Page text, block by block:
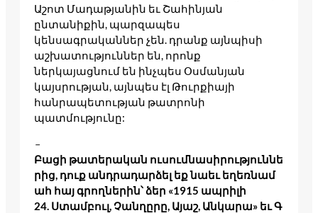
Աշոտ Մադաթյանին եւ Շահինյան
ընտանիքին, պարզապես
կենսագրականներ չեն. դրանք այնպիսի
աշխատություններ են, որոնք
ներկայացնում են ինչպես Օսմանյան
կայսրության, այնպես էլ Թուրքիայի
հանրապետության թատրոնի
պատմությունը:
–
Բացի թատերական ուսումնասիրություննե
րից, դուք անդրադարձել եք նաեւ եղեռնամ
ահ հայ գրողներին՝ ձեր «1915 ապրիլի
24. Ստամբուլ, Չանղըրը, Այաշ, Անկարա» եւ Գ